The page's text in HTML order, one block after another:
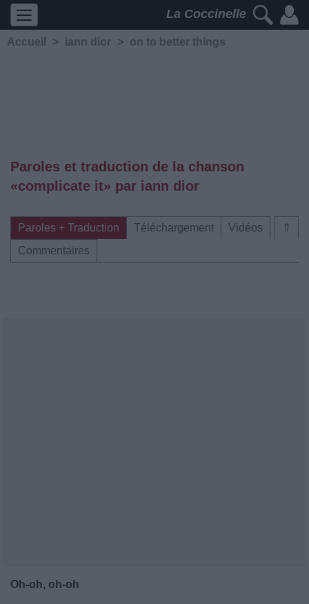
La Coccinelle
Accueil > iann dior > on to better things
Paroles et traduction de la chanson
«complicate it» par iann dior
⇑
Paroles + Traduction Téléchargement
Vidéos
Commentaires
Oh-oh, oh-oh